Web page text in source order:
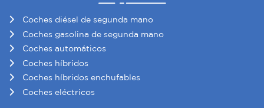
Coches diésel de segunda mano
Coches gasolina de segunda mano
Coches automáticos
Coches híbridos
Coches híbridos enchufables
Coches eléctricos